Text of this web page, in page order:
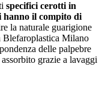
specifici cerotti in
hanno il compito di
la naturale guarigione
Blefaroplastica Milano
delle palpebre
grazie a lavaggi